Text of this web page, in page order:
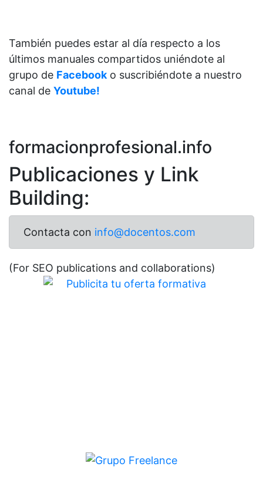
También puedes estar al día respecto a los
últimos manuales compartidos uniéndote al
grupo de Facebooko suscribiéndote a nuestro
canal de Youtube!
formacionprofesional.info
Publicaciones y Link
Building:
Contacta con info@docentos.com
(For SEO publications and collaborations)